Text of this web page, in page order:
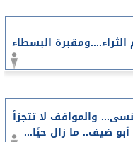
الثراء....ومقبرة البسطاء
والمواقف لا تتجزأ
ضيف.. ما زال حيًا...